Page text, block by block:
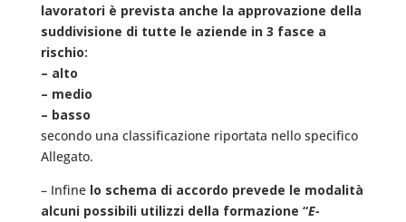
lavoratori è prevista anche la approvazione della
suddivisione di tutte le aziende in 3 fasce a
rischio:
– alto
– medio
– basso
secondo una classificazione riportata nello specifico
Allegato.
– Infine lo schema di accordo prevede le modalità
alcuni possibili utilizzi della formazione “E-